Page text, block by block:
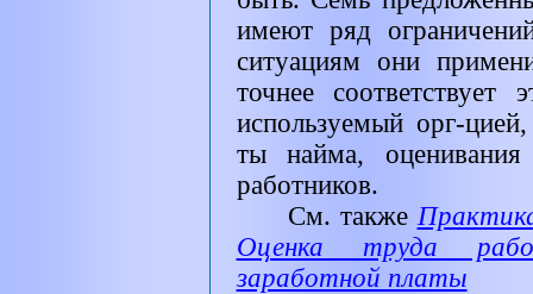
имеют ряд
ситуациям они
точнее
используемый орг-
ты найма,
работников.
См. также
Оценка труда
заработной платы